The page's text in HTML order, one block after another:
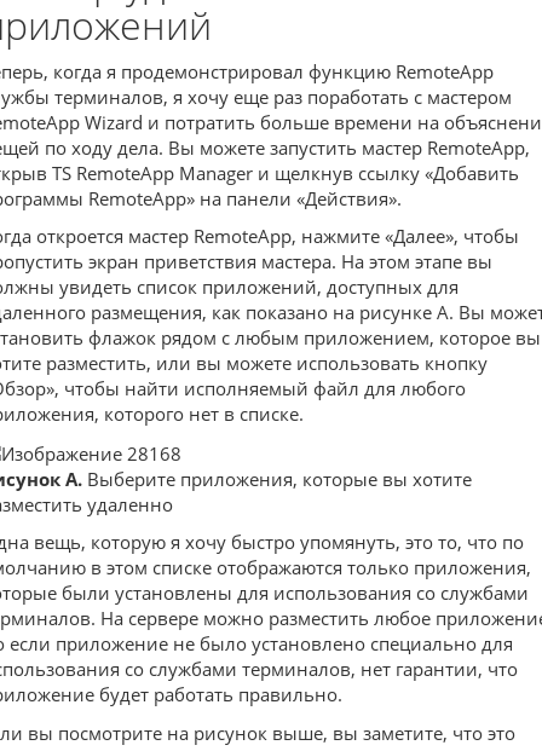
когда я продемонстрировал функцию RemoteApp
терминалов, я хочу еще раз поработать с мастером
Wizard и потратить больше времени на
по ходу дела. Вы можете запустить мастер RemoteApp,
TS RemoteApp Manager и щелкнув ссылку «Добавить
RemoteApp» на панели «Действия».
откроется мастер RemoteApp, нажмите «Далее», чтобы
экран приветствия мастера. На этом этапе вы
увидеть список приложений, доступных для
размещения, как показано на рисунке A. Вы
флажок рядом с любым приложением, которое вы
разместить, или вы можете использовать кнопку
чтобы найти исполняемый файл для любого
которого нет в списке.
A. Выберите приложения, которые вы хотите
удаленно
вещь, которую я хочу быстро упомянуть, это то, что по
в этом списке отображаются только приложения,
были установлены для использования со службами
На сервере можно разместить любое
если приложение не было установлено специально для
со службами терминалов, нет гарантии, что
будет работать правильно.
вы посмотрите на рисунок выше, вы заметите, что это